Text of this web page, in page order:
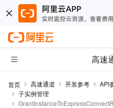
高速
首页 高速通道 开发参考 API
子实例管理